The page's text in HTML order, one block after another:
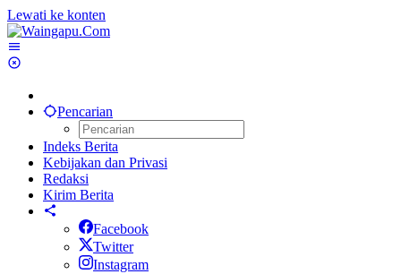
Lewati ke konten
Pencarian
Indeks Berita
Kebijakan dan Privasi
Redaksi
Kirim Berita
Facebook
Twitter
Instagram